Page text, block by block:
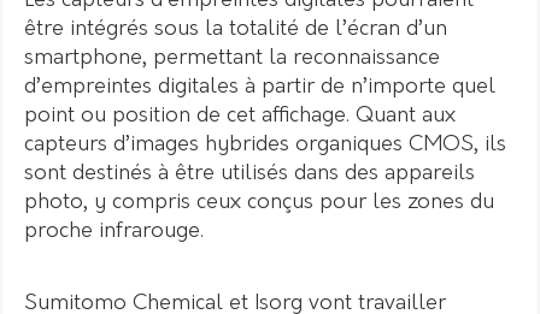
être intégrés sous la totalité de l’écran d’un
smartphone, permettant la reconnaissance
d’empreintes digitales à partir de n’importe quel
point ou position de cet affichage. Quant aux
capteurs d’images hybrides organiques CMOS, ils
sont destinés à être utilisés dans des appareils
photo, y compris ceux conçus pour les zones du
proche infrarouge.
Sumitomo Chemical et Isorg vont travailler